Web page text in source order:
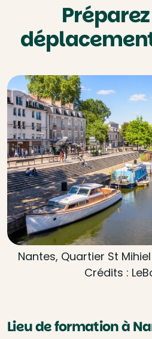
Nantes, Quartier St
Crédits :
Lieu de formation à